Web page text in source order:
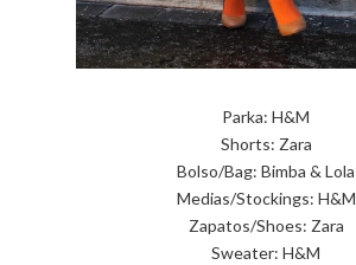
Parka: H&M
Shorts: Zara
Bolso/Bag: Bimba & Lola
Medias/Stockings: H&M
Zapatos/Shoes: Zara
Sweater: H&M